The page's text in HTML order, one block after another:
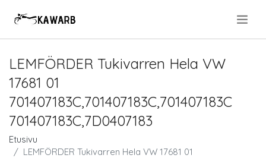
LEMFÖRDER Tukivarren Hela VW
17681 01
701407183C,701407183C,701407183C
701407183C,7D0407183
Etusivu
LEMFÖRDER Tukivarren Hela VW 17681 01